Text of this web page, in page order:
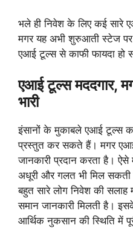
भले ही निवेश के लिए कई सारे
मगर यह अभी शुरुआती स्टेज
एआई टूल्स से काफी फायदा हो
एआई टूल्स मददगार,
भारी
इंसानों के मुकाबले एआई टूल्स
प्रस्तुत कर सकते हैं। मगर
जानकारी प्रदान करता है।
अधूरी और गलत भी मिल
बहुत सारे लोग निवेश की
समान जानकारी मिलती है।
आर्थिक नुकसान की स्थिति में